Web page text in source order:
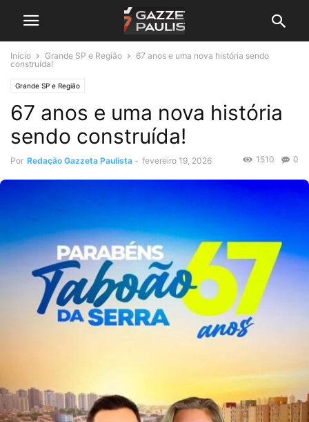
Início Grande SP e Região
67 anos e uma nova história sendo
construída!
Grande SP e Região
67 anos e uma nova história
sendo construída!
Por Redação Gazzeta Paulista - fevereiro 19, 2026 0
1510